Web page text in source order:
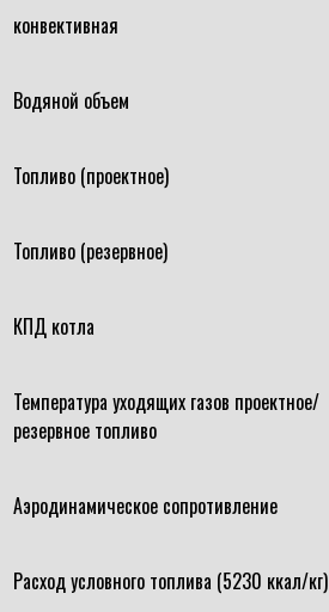
конвективная
Водяной объем
Топливо (проектное)
Топливо (резервное)
КПД котла
Температура уходящих газов проектное/
резервное топливо
Аэродинамическое сопротивление
Расход условного топлива (5230 ккал/кг)